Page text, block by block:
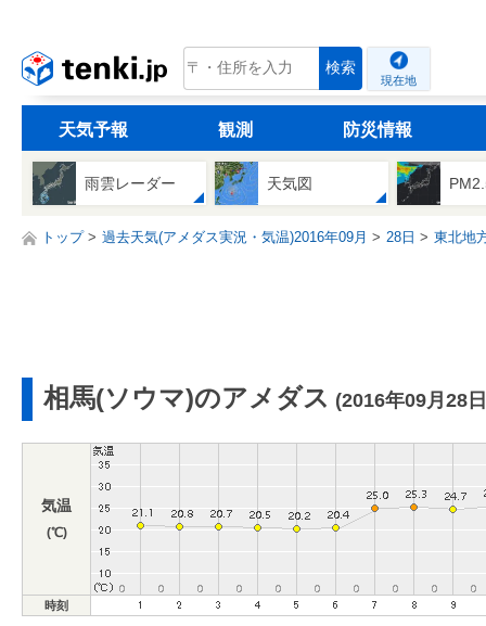
tenki.jp 検索
現在地
天気予報 観測 防災情報
雨雲レーダー 天気図
トップ 過去天気(アメダス実況・気温)2016年09月 28日 東北地
相馬(ソウマ)のアメダス (2016年09月28
気温
(℃)
時刻